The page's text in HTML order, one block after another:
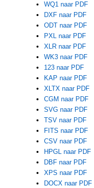
WQ1 naar PDF
DXF naar PDF
ODT naar PDF
PXL naar PDF
XLR naar PDF
WK3 naar PDF
123 naar PDF
KAP naar PDF
XLTX naar PDF
CGM naar PDF
SVG naar PDF
TSV naar PDF
FITS naar PDF
CSV naar PDF
HPGL naar PDF
DBF naar PDF
XPS naar PDF
DOCX naar PDF